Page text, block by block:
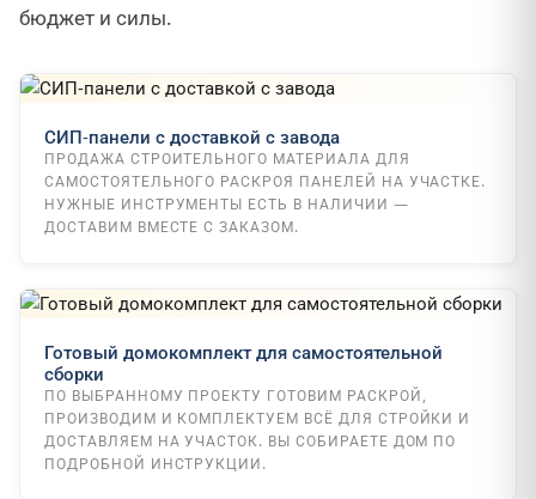
бюджет и силы.
СИП-панели с доставкой с завода
ПРОДАЖА СТРОИТЕЛЬНОГО МАТЕРИАЛА ДЛЯ
САМОСТОЯТЕЛЬНОГО РАСКРОЯ ПАНЕЛЕЙ НА УЧАСТКЕ.
НУЖНЫЕ ИНСТРУМЕНТЫ ЕСТЬ В НАЛИЧИИ —
ДОСТАВИМ ВМЕСТЕ С ЗАКАЗОМ.
Готовый домокомплект для самостоятельной
сборки
ПО ВЫБРАННОМУ ПРОЕКТУ ГОТОВИМ РАСКРОЙ,
ПРОИЗВОДИМ И КОМПЛЕКТУЕМ ВСЁ ДЛЯ СТРОЙКИ И
ДОСТАВЛЯЕМ НА УЧАСТОК. ВЫ СОБИРАЕТЕ ДОМ ПО
ПОДРОБНОЙ ИНСТРУКЦИИ.